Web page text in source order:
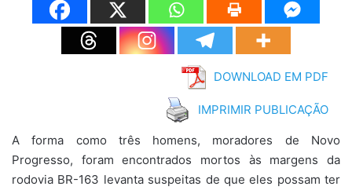
DOWNLOAD EM PDF
IMPRIMIR PUBLICAÇÃO
A forma como três homens, moradores de Novo
Progresso, foram encontrados mortos às margens da
rodovia BR-163 levanta suspeitas de que eles possam ter